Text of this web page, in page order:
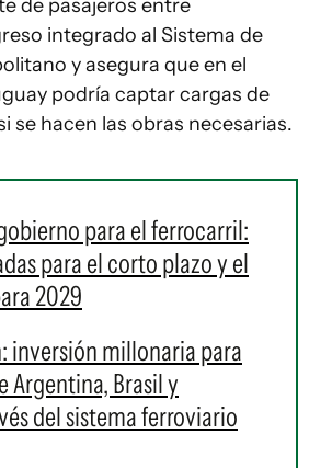
de pasajeros entre
integrado al Sistema de
y asegura que en el
podría captar cargas de
se hacen las obras necesarias.
para el ferrocarril:
para el corto plazo y el
2029
inversión millonaria para
Argentina, Brasil y
del sistema ferroviario